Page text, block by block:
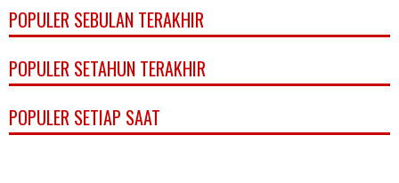
POPULER SEBULAN TERAKHIR
POPULER SETAHUN TERAKHIR
POPULER SETIAP SAAT